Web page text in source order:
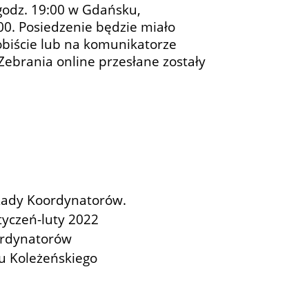
19:00 w Gdańsku,
Posiedzenie będzie miało
lub na komunikatorze
online przesłane zostały
Koordynatorów.
luty 2022
Koleżeńskiego